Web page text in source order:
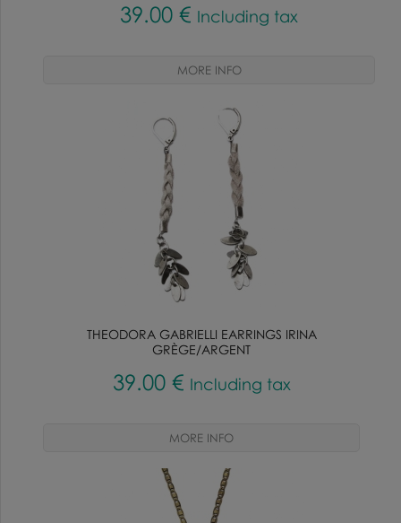
39.00 € Including tax
THEODORA GABRIELLI EARRINGS IRINA
GRÈGE/ARGENT
39.00 € Including tax